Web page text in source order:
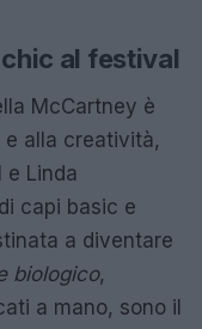
al festival
McCartney è
e alla creatività,
e Linda
capi basic e
a diventare
biologico,
a mano, sono il